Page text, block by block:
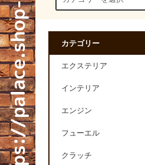
カテゴリー
エクステリア
インテリア
エンジン
フューエル
クラッチ